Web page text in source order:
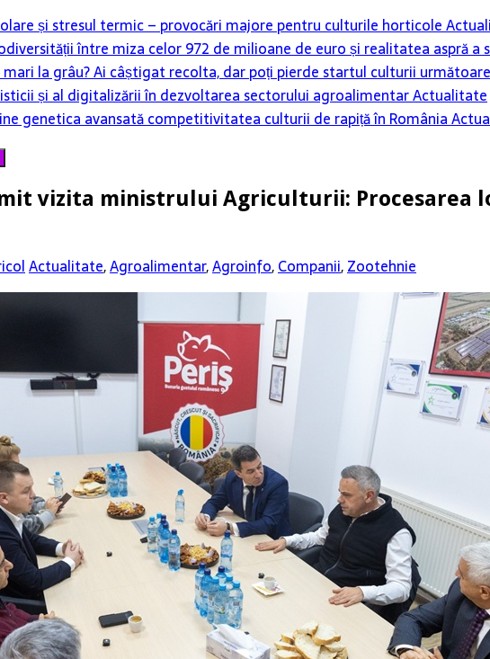
și stresul termic – provocări majore pentru culturile horticole
între miza celor 972 de milioane de euro și realitatea aspră a
mari la grâu? Ai câștigat recolta, dar poți pierde startul culturii următoare
și al digitalizării în dezvoltarea sectorului agroalimentarActualitate
genetica avansată competitivitatea culturii de rapiță în România
vizita ministrului Agriculturii: Procesarea
Actualitate,Agroalimentar,Agroinfo,Companii,Zootehnie